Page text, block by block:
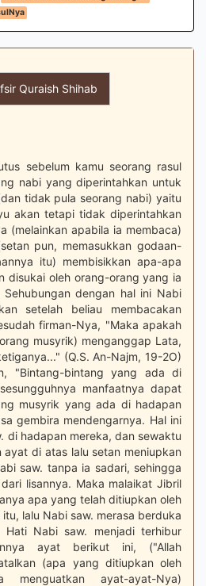
Quraish Shihab
sebelum kamu seorang rasul
nabi yang diperintahkan untuk
tidak pula seorang nabi) yaitu
akan tetapi tidak diperintahkan
(melainkan apabila ia membaca)
pun, memasukkan godaan-
itu) membisikkan apa-apa
disukai oleh orang-orang yang ia
dengan hal ini Nabi
setelah beliau membacakan
firman-Nya, "Maka apakah
musyrik) menganggap Lata,
(Q.S. An-Najm, 19-2O)
"Bintang-bintang yang ada di
manfaatnya dapat
musyrik yang ada di hadapan
gembira mendengarnya. Hal ini
di hadapan mereka, dan sewaktu
ayat di atas lalu setan meniupkan
saw. tanpa ia sadari, sehingga
lisannya. Maka malaikat Jibril
apa yang telah ditiupkan oleh
lalu Nabi saw. merasa berduka
Nabi saw. menjadi terhibur
ayat berikut ini, ("Allah
(apa yang ditiupkan oleh
ayat-ayat-Nya)